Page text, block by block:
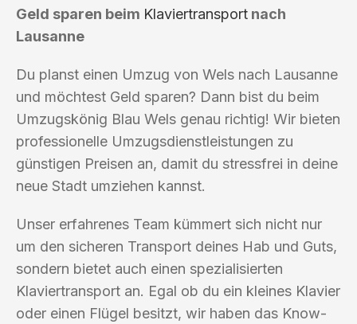
Geld sparen beim Klaviertransport nach
Lausanne
Du planst einen Umzug von Wels nach Lausanne
und möchtest Geld sparen? Dann bist du beim
Umzugskönig Blau Wels genau richtig! Wir bieten
professionelle Umzugsdienstleistungen zu
günstigen Preisen an, damit du stressfrei in deine
neue Stadt umziehen kannst.
Unser erfahrenes Team kümmert sich nicht nur
um den sicheren Transport deines Hab und Guts,
sondern bietet auch einen spezialisierten
Klaviertransport an. Egal ob du ein kleines Klavier
oder einen Flügel besitzt, wir haben das Know-